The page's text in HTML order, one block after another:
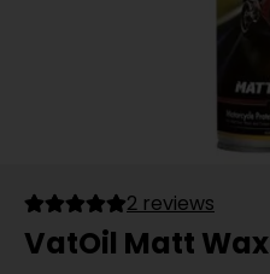
2 reviews
VatOil Matt Wax